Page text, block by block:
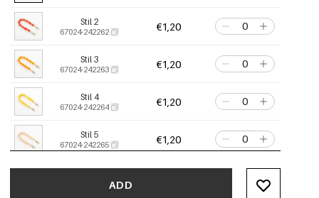
Stil 2
67024-242262 €1,20
Stil 3
67024-242263 €1,20
Stil 4
67024-242264 €1,20
Stil 5
67024-242265 €1,20
ADD